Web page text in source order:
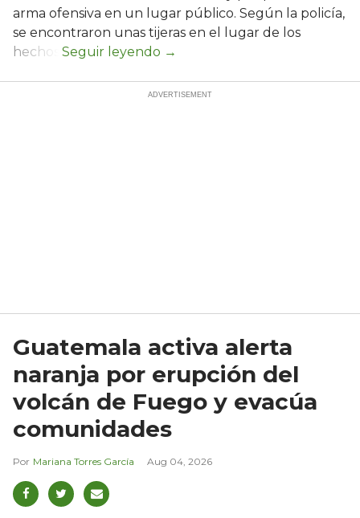
arma ofensiva en un lugar público. Según la policía,
se encontraron unas tijeras en el lugar de los
hechos.
Guatemala activa alerta
naranja por erupción del
volcán de Fuego y evacúa
comunidades
Mariana Torres García Aug 04, 2026